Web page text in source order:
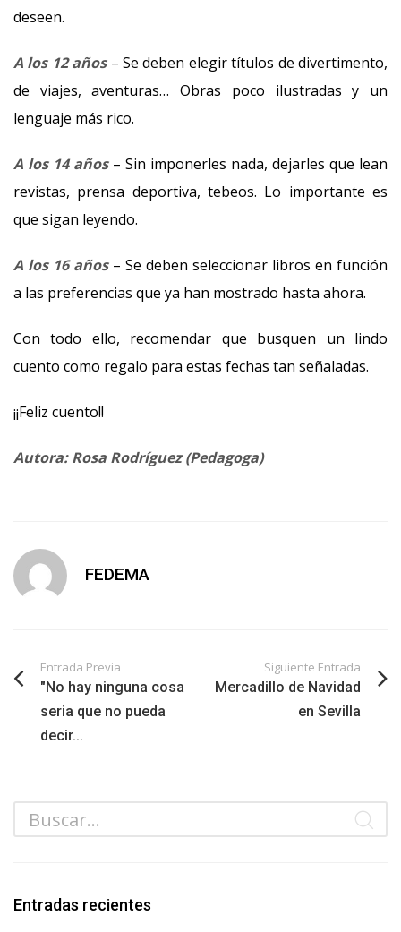
deseen.
A los 12 años– Se deben elegir títulos de divertimento,
de viajes, aventuras… Obras poco ilustradas y un
lenguaje más rico.
A los 14 años– Sin imponerles nada, dejarles que lean
revistas, prensa deportiva, tebeos. Lo importante es
que sigan leyendo.
A los 16 años– Se deben seleccionar libros en función
a las preferencias que ya han mostrado hasta ahora.
Con todo ello, recomendar que busquen un lindo
cuento como regalo para estas fechas tan señaladas.
¡¡Feliz cuento!!
Autora: Rosa Rodríguez (Pedagoga)
FEDEMA
Entrada Previa
"No hay ninguna cosa
seria que no pueda
decir...
Siguiente Entrada
Mercadillo de Navidad
en Sevilla
Entradas recientes